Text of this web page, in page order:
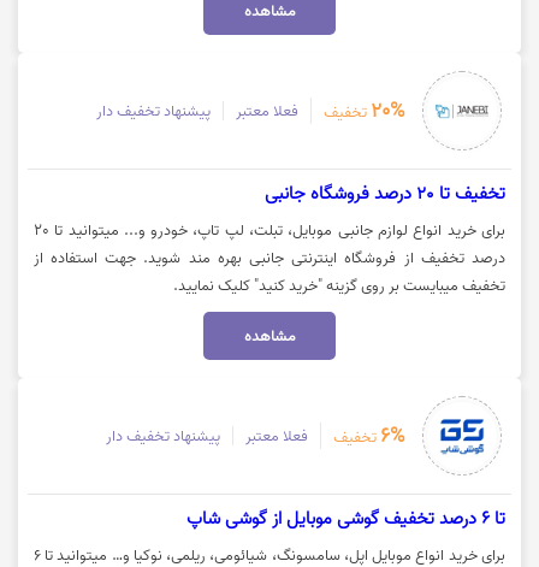
مشاهده
20% تخفیف فعلا معتبر پیشنهاد تخفیف دار
تخفیف تا 20 درصد فروشگاه جانبی
برای خرید انواع لوازم جانبی موبایل، تبلت، لپ تاپ، خودرو و... میتوانید تا 20
درصد تخفیف از فروشگاه اینترنتی جانبی بهره مند شوید. جهت استفاده از
تخفیف میبایست بر روی گزینه "خرید کنید" کلیک نمایید.
مشاهده
6% تخفیف فعلا معتبر پیشنهاد تخفیف دار
تا 6 درصد تخفیف گوشی موبایل از گوشی شاپ
برای خرید انواع موبایل اپل، سامسونگ، شیائومی، ریلمی، نوکیا و… میتوانید تا 6